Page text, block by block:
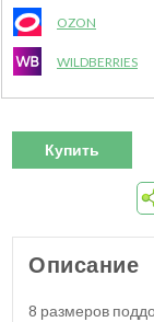
OZON
WILDBERRIES
Купить
Описание
8 размеров